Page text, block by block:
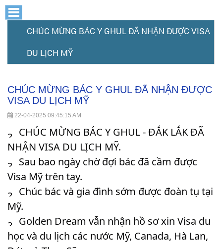
CHÚC
MỪNG
BÁC
GHUL
ĐÃ
NHẬN
ĐƯỢC
VISA
DU
LỊCH
MỸ
CHÚC
MỪNG
BÁC
Y
GHUL
ĐÃ
NHẬN
ĐƯỢC
VISA
DU
LỊCH
MỸ
CHÚC
MỪNG
GHUL
NHẬN
ĐƯỢC
VISA
DU
LỊCH
CHÚC
ĐÃ
VISA
DU
MỸ
CHÚC
MỪNG
ĐƯỢC
LỊCH
MỸ
CHÚC
MỪNG
VISA
CHÚC MỪNG BÁC Y GHUL ĐÃ NHẬN ĐƯỢC VISA
DU LỊCH MỸ
CHÚC MỪNG BÁC Y GHUL ĐÃ NHẬN ĐƯỢC
VISA DU LỊCH MỸ
22-04-2025 09:45:15 AM
CHÚC MỪNG BÁC Y GHUL - ĐẮK LẮK ĐÃ
NHẬN VISA DU LỊCH MỸ.
Sau bao ngày chờ đợi bác đã cầm được
Visa Mỹ trên tay.
Chúc bác và gia đình sớm được đoàn tụ tại
Mỹ.
Golden Dream vẫn nhận hồ sơ xin Visa du
học và du lịch các nước Mỹ, Canada, Hà Lan,